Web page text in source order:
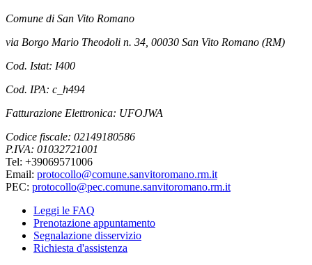
Comune di San Vito Romano
via Borgo Mario Theodoli n. 34, 00030 San Vito Romano (RM)
Cod. Istat: I400
Cod. IPA: c_h494
Fatturazione Elettronica: UFOJWA
Codice fiscale: 02149180586
P.IVA: 01032721001
Tel: +39069571006
Email: protocollo@comune.sanvitoromano.rm.it
PEC: protocollo@pec.comune.sanvitoromano.rm.it
Leggi le FAQ
Prenotazione appuntamento
Segnalazione disservizio
Richiesta d'assistenza